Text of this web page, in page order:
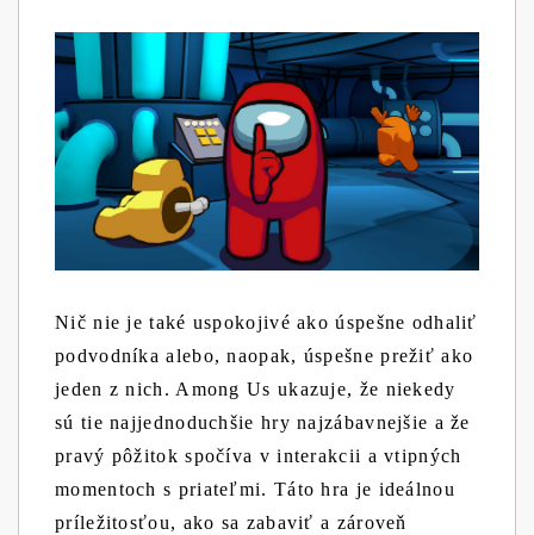
Nič nie je také uspokojivé ako úspešne odhaliť
podvodníka alebo, naopak, úspešne prežiť ako
jeden z nich. Among Us ukazuje, že niekedy
sú tie najjednoduchšie hry najzábavnejšie a že
pravý pôžitok spočíva v interakcii a vtipných
momentoch s priateľmi. Táto hra je ideálnou
príležitosťou, ako sa zabaviť a zároveň